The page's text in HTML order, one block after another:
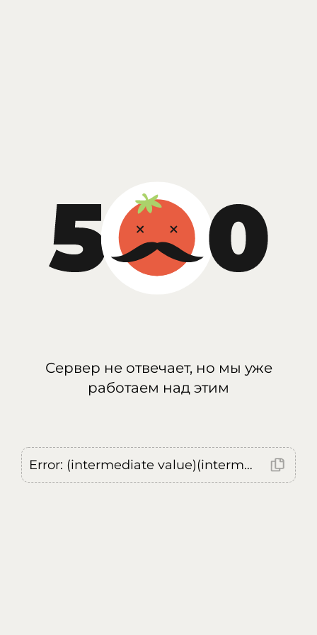
Сервер не отвечает, но мы уже
работаем над этим
Error: (intermediate value)(intermediate value)(intermediate value).replaceAll is not a function